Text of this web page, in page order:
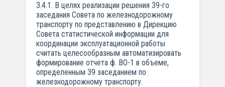
3.4.1. В целях реализации решения 39-го
заседания Совета по железнодорожному
транспорту по представлению в Дирекцию
Совета статистической информации для
координации эксплуатационной работы
считать целесообразным автоматизировать
формирование отчета ф. ВО-1 в объеме,
определенным 39 заседанием по
железнодорожному транспорту.